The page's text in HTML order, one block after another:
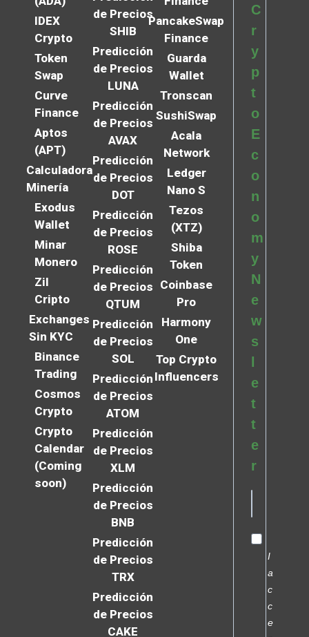
IDEX
Crypto
Token
Swap
Curve
Finance
Aptos
(APT)
Calculadora
Minería
Exodus
Wallet
Minar
Monero
Zil
Cripto
Exchanges
Sin KYC
Binance
Trading
Cosmos
Crypto
Crypto
Calendar
(Coming
soon)
de Precios
SHIB
Predicción
de Precios
LUNA
Predicción
de Precios
AVAX
Predicción
de Precios
DOT
Predicción
de Precios
ROSE
Predicción
de Precios
QTUM
Predicción
de Precios
SOL
Predicción
de Precios
ATOM
Predicción
de Precios
XLM
Predicción
de Precios
BNB
Predicción
de Precios
TRX
Predicción
de Precios
CAKE
PancakeSwap
Finance
Guarda
Wallet
Tronscan
SushiSwap
Acala
Network
Ledger
Nano S
Tezos
(XTZ)
Shiba
Token
Coinbase
Pro
Harmony
One
Top Crypto
Influencers
C
r
y
p
t
o
E
c
o
n
o
m
y
N
e
w
s
e
t
t
e
r
I
a
c
c
e